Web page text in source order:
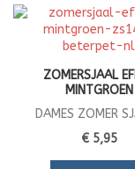
ZOMERSJAAL
MINTGROEN
DAMES ZOMER
€ 5,95